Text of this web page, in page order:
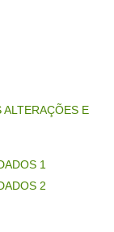
E
1
2